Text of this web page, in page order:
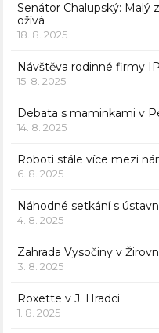
Senátor Chalupský: Malý
ožívá
18. 8. 2025
Návštěva rodinné firmy
15. 8. 2025
Debata s maminkami v
14. 8. 2025
Roboti stále více mezi
6. 8. 2025
Náhodné setkání s
4. 8. 2025
Zahrada Vysočiny v
3. 8. 2025
Roxette v J. Hradci
1. 8. 2025